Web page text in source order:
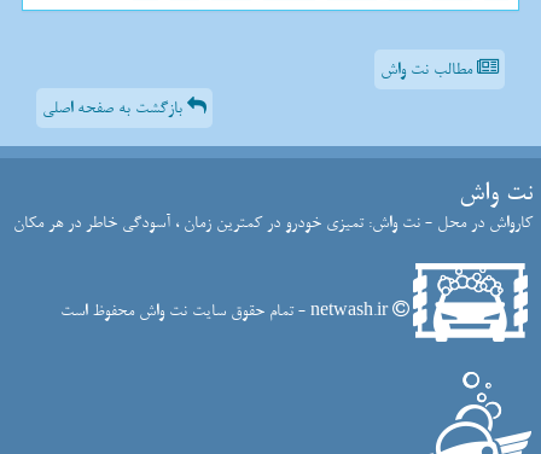
مطالب نت واش
بازگشت به صفحه اصلی
نت واش
کارواش در محل - نت واش: تمیزی خودرو در کمترین زمان ، آسودگی خاطر در هر مکان
netwash.ir - تمام حقوق سایت نت واش محفوظ است